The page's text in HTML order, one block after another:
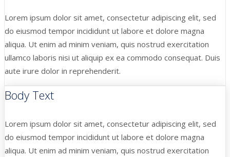
Lorem ipsum dolor sit amet, consectetur adipiscing elit, sed
do eiusmod tempor incididunt ut labore et dolore magna
aliqua. Ut enim ad minim veniam, quis nostrud exercitation
ullamco laboris nisi ut aliquip ex ea commodo consequat. Duis
aute irure dolor in reprehenderit.
Body Text
Lorem ipsum dolor sit amet, consectetur adipiscing elit, sed
do eiusmod tempor incididunt ut labore et dolore magna
aliqua. Ut enim ad minim veniam, quis nostrud exercitation